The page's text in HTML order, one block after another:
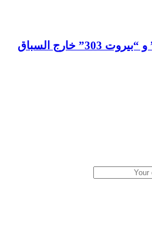
أعمال الصباح “من إلى” و “بيروت 303” خارج السباق